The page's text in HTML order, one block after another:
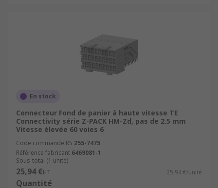
En stock
Connecteur Fond de panier à haute vitesse TE
Connectivity série Z-PACK HM-Zd, pas de 2.5 mm
Vitesse élevée 60 voies 6
Code commande RS 255-7475
Référence fabricant 6469081-1
Sous-total (1 unité)
25,94 €HT 25,94 €/unité
Quantité